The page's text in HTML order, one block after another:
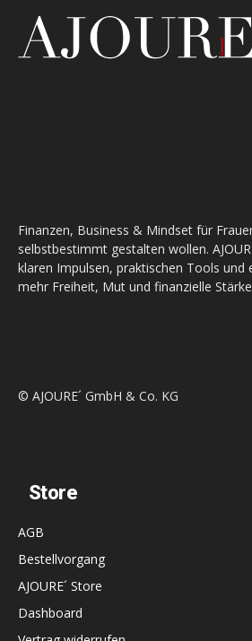
Finanzen, Business & Mindset für
selbstbestimmt gestalten wollen.
klaren Impulsen, praktischen Tools und
mehr Freiheit, Mut und finanzielle
© AJOURE´ GmbH & Co. KG
Store
AGB
Bestellvorgang
AJOURE´ Store
Dashboard